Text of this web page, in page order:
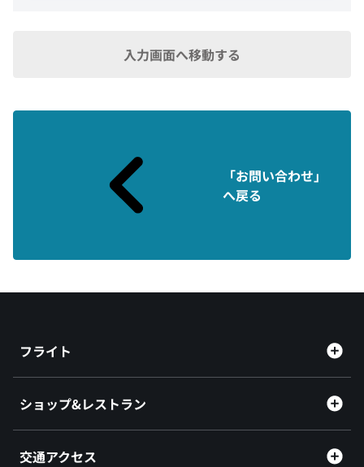
入力画面へ移動する
「お問い合わせ」
へ戻る
フライト
ショップ&レストラン
交通アクセス